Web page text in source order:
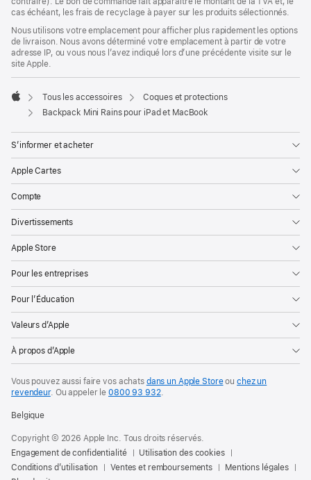
fenêtre)
cas échéant, les frais de recyclage à payer sur les produits sélectionnés.
Nous utilisons votre emplacement pour afficher plus rapidement les options
de livraison. Nous avons déterminé votre emplacement à partir de votre
adresse IP, ou vous nous l’avez indiqué lors d’une précédente visite sur le
site Apple.
Apple
Tous les accessoires
Coques et protections
Backpack Mini Rains pour iPad et MacBook
S’informer et acheter
Apple Cartes
Compte
Divertissements
Apple Store
Pour les entreprises
Pour l’Éducation
Valeurs d’Apple
À propos d’Apple
Vous pouvez aussi faire vos achats dans un Apple Storeouchez un
revendeur. Ouappeler le0800 93 932.
Belgique
Copyright © 2026 Apple Inc. Tous droits réservés.
Engagement de confidentialité
Utilisation des cookies
Conditions d’utilisation
Ventes et remboursements
Mentions légales